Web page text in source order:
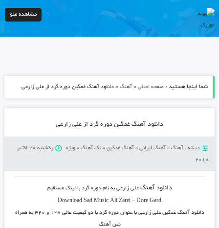
مشاهده منو
شما اینجا هستید : صفحه اصلی» آهنگ» دانلود آهنگ غمگین دوره گرد از علی زارعی
دانلود آهنگ غمگین دوره گرد از علی زارعی
دسته : آهنگ» آهنگ ایرانی» آهنگ غمگین» تک آهنگ» ویژه
یکشنبه 28 اکتبر
2018
دانلود آهنگ علی زارعیبه نامدوره گردبا لینک مستقیم
Download Sad Music Ali Zarei–Dore Gard
دانلود آهنگ غمگینعلی زارعیبا عنوان دوره گرد
با دو کیفیت عالی ۱۲۸ و ۳۲۰ به همراه
متن آهنگ